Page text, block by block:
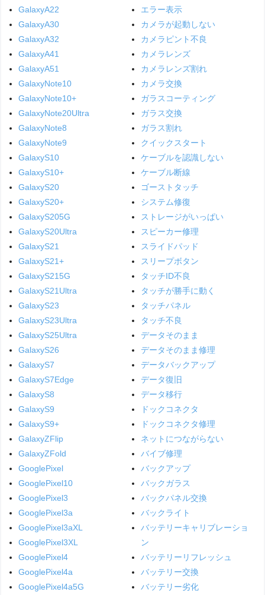
GalaxyA22
GalaxyA30
GalaxyA32
GalaxyA41
GalaxyA51
GalaxyNote10
GalaxyNote10+
GalaxyNote20Ultra
GalaxyNote8
GalaxyNote9
GalaxyS10
GalaxyS10+
GalaxyS20
GalaxyS20+
GalaxyS205G
GalaxyS20Ultra
GalaxyS21
GalaxyS21+
GalaxyS215G
GalaxyS21Ultra
GalaxyS23
GalaxyS23Ultra
GalaxyS25Ultra
GalaxyS26
GalaxyS7
GalaxyS7Edge
GalaxyS8
GalaxyS9
GalaxyS9+
GalaxyZFlip
GalaxyZFold
GooglePixel
GooglePixel10
GooglePixel3
GooglePixel3a
GooglePixel3aXL
GooglePixel3XL
GooglePixel4
GooglePixel4a
GooglePixel4a5G
エラー表示
カメラが起動しない
カメラピント不良
カメラレンズ
カメラレンズ割れ
カメラ交換
ガラスコーティング
ガラス交換
ガラス割れ
クイックスタート
ケーブルを認識しない
ケーブル断線
ゴーストタッチ
システム修復
ストレージがいっぱい
スピーカー修理
スライドパッド
スリープボタン
タッチID不良
タッチが勝手に動く
タッチパネル
タッチ不良
データそのまま
データそのまま修理
データバックアップ
データ復旧
データ移行
ドックコネクタ
ドックコネクタ修理
ネットにつながらない
バイブ修理
バックアップ
バックガラス
バックパネル交換
バックライト
バッテリーキャリブレーショ
ン
バッテリーリフレッシュ
バッテリー交換
バッテリー劣化